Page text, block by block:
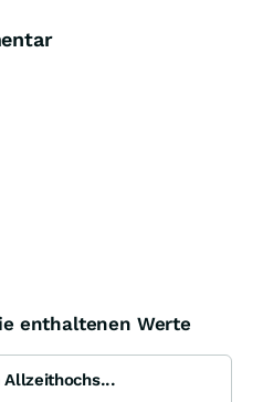
enthaltenen Werte
Allzeithochs...